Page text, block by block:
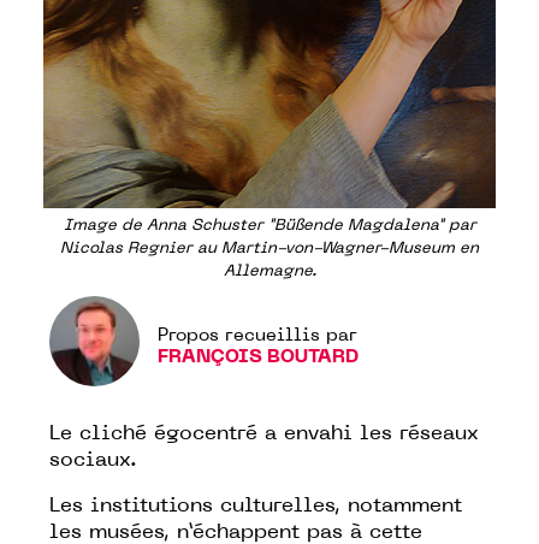
Image de Anna Schuster "Büßende Magdalena" par
Nicolas Regnier au Martin-von-Wagner-Museum en
Allemagne.
Propos recueillis par
FRANÇOIS BOUTARD
Le cliché égocentré a envahi les réseaux
sociaux.
Les institutions culturelles, notamment
les musées, n’échappent pas à cette